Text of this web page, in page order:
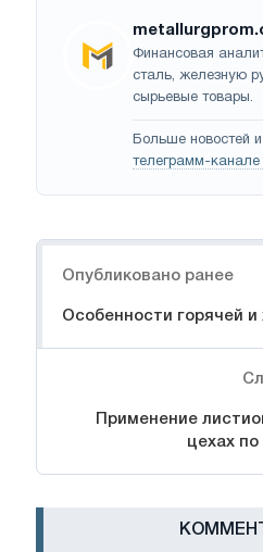
Финансовая
сталь, железную
сырьевые товары.
Больше новостей
телеграмм-
Опубликовано ранее
Особенности горячей и
Применение
цехах